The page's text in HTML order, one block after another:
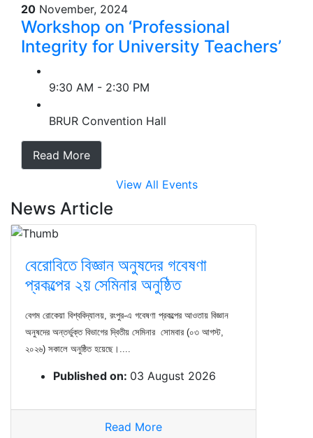
20 November, 2024
Workshop on ‘Professional
Integrity for University Teachers’
9:30 AM - 2:30 PM
BRUR Convention Hall
Read More
View All Events
News Article
বেরোবিতে বিজ্ঞান অনুষদের গবেষণা
প্রকল্পের ২য় সেমিনার অনুষ্ঠিত
বেগম রোকেয়া বিশ্ববিদ্যালয়, রংপুর-এ গবেষণা প্রকল্পের আওতায় বিজ্ঞান
অনুষদের অন্তর্ভুক্ত বিভাগের দ্বিতীয় সেমিনার সোমবার (০৩ আগস্ট,
২০২৬) সকালে অনুষ্ঠিত হয়েছে।....
Published on: 03 August 2026
Read More